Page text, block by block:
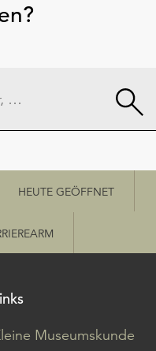
HEUTE GEÖFFNET
Museumskunde